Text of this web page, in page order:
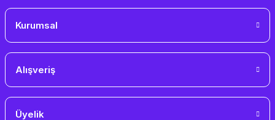
Kurumsal
Alışveriş
Üyelik